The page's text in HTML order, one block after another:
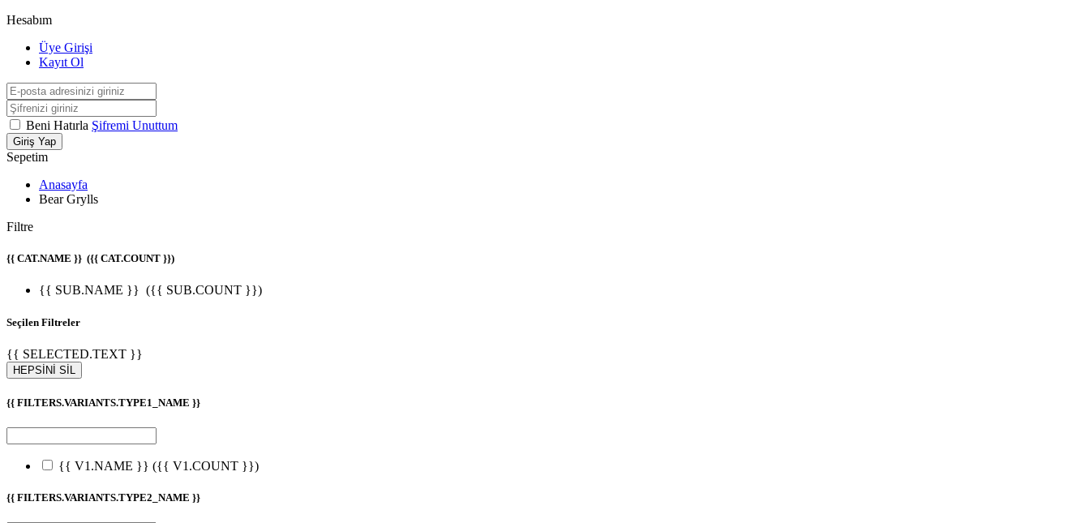
Hesabım
Üye Girişi
Kayıt Ol
Beni Hatırla Şifremi Unuttum
Giriş Yap
Sepetim
Anasayfa
Bear Grylls
Filtre
{{ CAT.NAME }} ({{ CAT.COUNT }})
{{ SUB.NAME }} ({{ SUB.COUNT }})
Seçilen Filtreler
{{ SELECTED.TEXT }}
HEPSİNİ SİL
{{ FILTERS.VARIANTS.TYPE1_NAME }}
{{ V1.NAME }} ({{ V1.COUNT }})
{{ FILTERS.VARIANTS.TYPE2_NAME }}